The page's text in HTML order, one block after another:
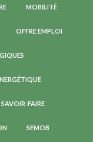
MOBILITÉ
OFFRE EMPLOI
SAVOIR-FAIRE
SEMOB